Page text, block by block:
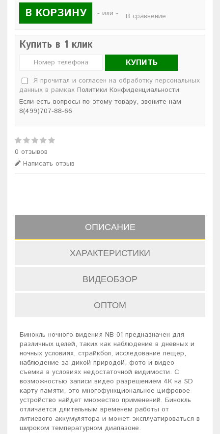
В КОРЗИНУ - или - В сравнение
Купить в 1 клик
КУПИТЬ
Я прочитал и согласен на обработку персональных
данных в рамках Политики Конфиденциальности
Если есть вопросы по этому товару, звоните нам
8(499)707-88-66
0 отзывов
Написать отзыв
ОПИСАНИЕ
ХАРАКТЕРИСТИКИ
ВИДЕОБЗОР
ОПТОМ
Бинокль ночного видения NB-01 предназначен для
различных целей, таких как наблюдение в дневных и
ночных условиях, страйкбол, исследование пещер,
наблюдение за дикой природой, фото и видео
съемка в условиях недостаточной видимости. С
возможностью записи видео разрешением 4К на SD
карту памяти, это многофункциональное цифровое
устройство найдет множество применений. Бинокль
отличается длительным временем работы от
литиевого аккумулятора и может эксплуатироваться в
широком температурном диапазоне.